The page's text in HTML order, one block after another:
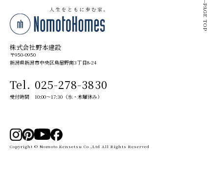
株式会社野本建設
〒950-0950
新潟県新潟市中央区鳥屋野南3丁目8-24
Tel. 025-278-3830
受付時間 10:00～17:30（水・木曜休み）
Copyright © Nomoto Kensetsu Co ,Ltd All Rights Reserved
PAGE TOP